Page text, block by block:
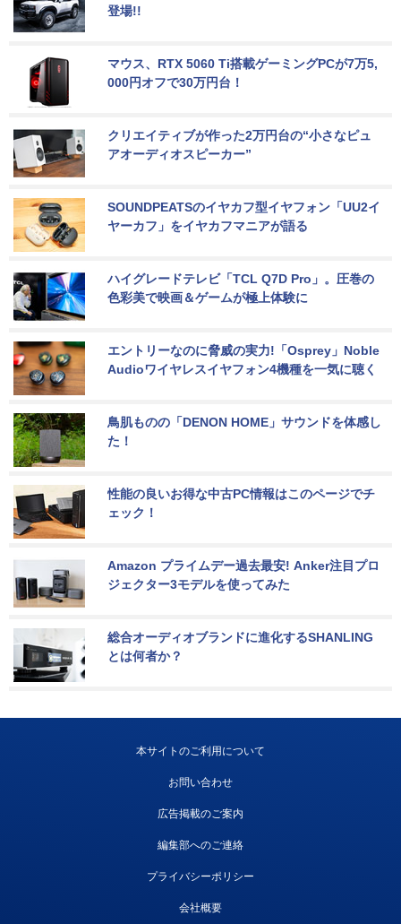
登場!!
マウス、RTX 5060 Ti搭載ゲーミングPCが7万5,
000円オフで30万円台！
クリエイティブが作った2万円台の“小さなピュ
アオーディオスピーカー”
SOUNDPEATSのイヤカフ型イヤフォン「UU2イ
ヤーカフ」をイヤカフマニアが語る
ハイグレードテレビ「TCL Q7D Pro」。圧巻の
色彩美で映画＆ゲームが極上体験に
エントリーなのに脅威の実力!「Osprey」Noble
Audioワイヤレスイヤフォン4機種を一気に聴く
鳥肌ものの「DENON HOME」サウンドを体感し
た！
性能の良いお得な中古PC情報はこのページでチ
ェック！
Amazon プライムデー過去最安! Anker注目プロ
ジェクター3モデルを使ってみた
総合オーディオブランドに進化するSHANLING
とは何者か？
本サイトのご利用について
お問い合わせ
広告掲載のご案内
編集部へのご連絡
プライバシーポリシー
会社概要